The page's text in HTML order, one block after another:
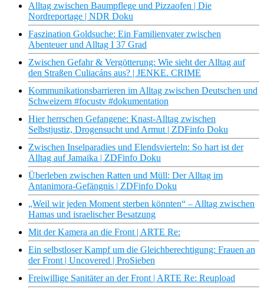
Alltag zwischen Baumpflege und Pizzaofen | Die
Nordreportage | NDR Doku
Faszination Goldsuche: Ein Familienvater zwischen
Abenteuer und Alltag I 37 Grad
Zwischen Gefahr & Vergötterung: Wie sieht der Alltag auf
den Straßen Culiacáns aus? | JENKE. CRIME
Kommunikationsbarrieren im Alltag zwischen Deutschen und
Schweizern #focustv #dokumentation
Hier herrschen Gefangene: Knast-Alltag zwischen
Selbstjustiz, Drogensucht und Armut | ZDFinfo Doku
Zwischen Inselparadies und Elendsvierteln: So hart ist der
Alltag auf Jamaika | ZDFinfo Doku
Überleben zwischen Ratten und Müll: Der Alltag im
Antanimora-Gefängnis | ZDFinfo Doku
„Weil wir jeden Moment sterben könnten“ – Alltag zwischen
Hamas und israelischer Besatzung
Mit der Kamera an die Front | ARTE Re:
Ein selbstloser Kampf um die Gleichberechtigung: Frauen an
der Front | Uncovered | ProSieben
Freiwillige Sanitäter an der Front | ARTE Re: Reupload